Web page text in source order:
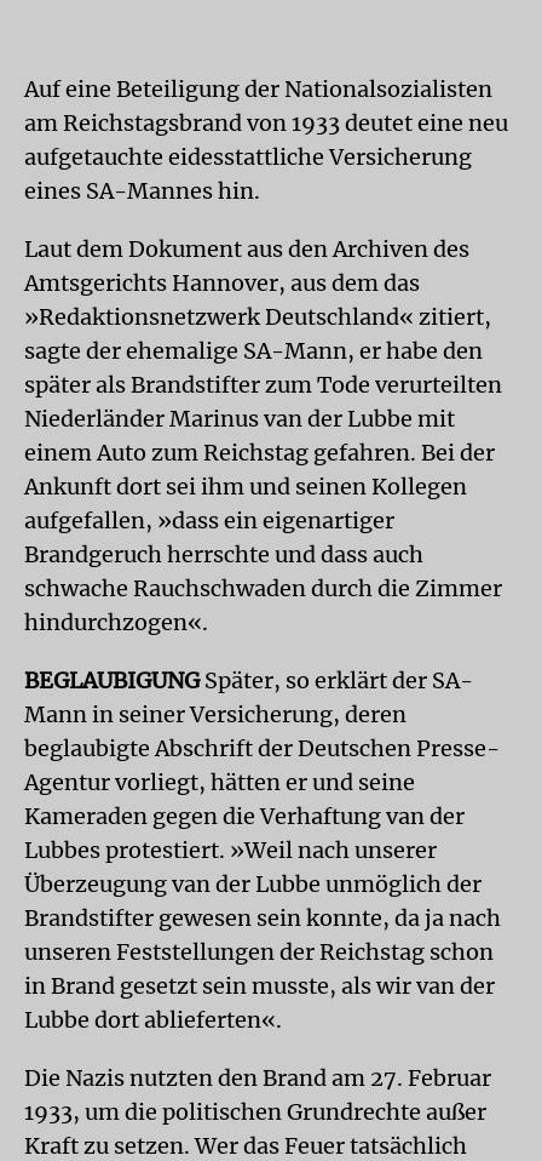
Auf eine Beteiligung der Nationalsozialisten
am Reichstagsbrand von 1933 deutet eine neu
aufgetauchte eidesstattliche Versicherung
eines SA-Mannes hin.
Laut dem Dokument aus den Archiven des
Amtsgerichts Hannover, aus dem das
»Redaktionsnetzwerk Deutschland« zitiert,
sagte der ehemalige SA-Mann, er habe den
später als Brandstifter zum Tode verurteilten
Niederländer Marinus van der Lubbe mit
einem Auto zum Reichstag gefahren. Bei der
Ankunft dort sei ihm und seinen Kollegen
aufgefallen, »dass ein eigenartiger
Brandgeruch herrschte und dass auch
schwache Rauchschwaden durch die Zimmer
hindurchzogen«.
BEGLAUBIGUNGSpäter, so erklärt der SA-
Mann in seiner Versicherung, deren
beglaubigte Abschrift der Deutschen Presse-
Agentur vorliegt, hätten er und seine
Kameraden gegen die Verhaftung van der
Lubbes protestiert. »Weil nach unserer
Überzeugung van der Lubbe unmöglich der
Brandstifter gewesen sein konnte, da ja nach
unseren Feststellungen der Reichstag schon
in Brand gesetzt sein musste, als wir van der
Lubbe dort ablieferten«.
Die Nazis nutzten den Brand am 27. Februar
1933, um die politischen Grundrechte außer
Kraft zu setzen. Wer das Feuer tatsächlich